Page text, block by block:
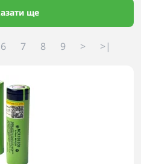
ще
6 7 8 9 > >|